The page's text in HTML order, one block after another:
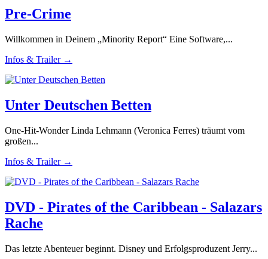
Pre-Crime
Willkommen in Deinem „Minority Report“ Eine Software,...
Infos & Trailer →
Unter Deutschen Betten
One-Hit-Wonder Linda Lehmann (Veronica Ferres) träumt vom
großen...
Infos & Trailer →
DVD - Pirates of the Caribbean - Salazars
Rache
Das letzte Abenteuer beginnt. Disney und Erfolgsproduzent Jerry...